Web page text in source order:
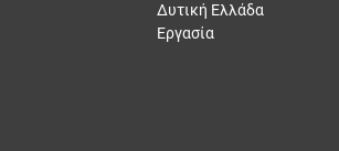
Δυτική Ελλάδα
Εργασία